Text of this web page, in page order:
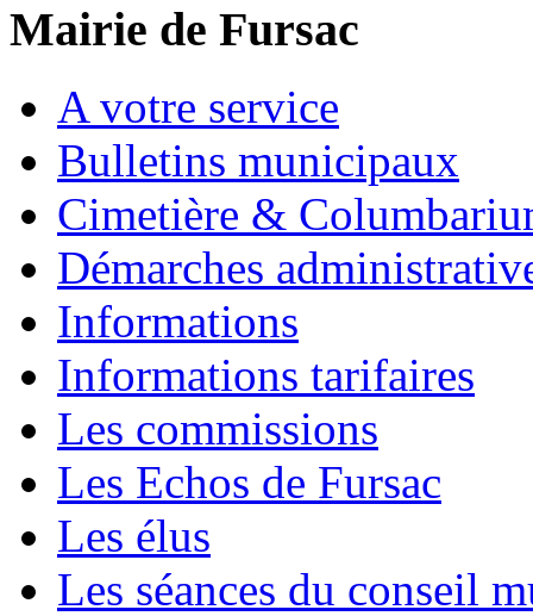
Mairie de Fursac
A votre service
Bulletins municipaux
Cimetière &
Démarches
Informations
Informations tarifaires
Les commissions
Les Echos de Fursac
Les élus
Les séances du conseil